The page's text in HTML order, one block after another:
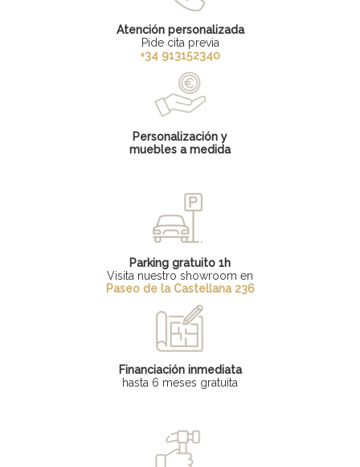
Atención personalizada
Pide cita previa
+34 913152340
Personalización y
muebles a medida
Parking gratuito 1h
Visita nuestro showroom en
Paseo de la Castellana 236
Financiación inmediata
hasta 6 meses gratuita